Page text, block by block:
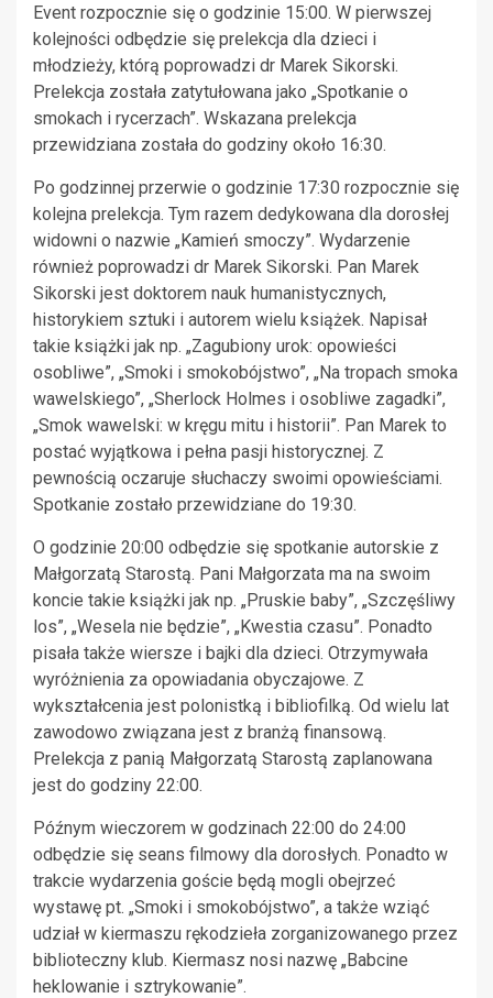
Event rozpocznie się o godzinie 15:00. W pierwszej
kolejności odbędzie się prelekcja dla dzieci i
młodzieży, którą poprowadzi dr Marek Sikorski.
Prelekcja została zatytułowana jako „Spotkanie o
smokach i rycerzach”. Wskazana prelekcja
przewidziana została do godziny około 16:30.
Po godzinnej przerwie o godzinie 17:30 rozpocznie się
kolejna prelekcja. Tym razem dedykowana dla dorosłej
widowni o nazwie „Kamień smoczy”. Wydarzenie
również poprowadzi dr Marek Sikorski. Pan Marek
Sikorski jest doktorem nauk humanistycznych,
historykiem sztuki i autorem wielu książek. Napisał
takie książki jak np. „Zagubiony urok: opowieści
osobliwe”, „Smoki i smokobójstwo”, „Na tropach smoka
wawelskiego”, „Sherlock Holmes i osobliwe zagadki”,
„Smok wawelski: w kręgu mitu i historii”. Pan Marek to
postać wyjątkowa i pełna pasji historycznej. Z
pewnością oczaruje słuchaczy swoimi opowieściami.
Spotkanie zostało przewidziane do 19:30.
O godzinie 20:00 odbędzie się spotkanie autorskie z
Małgorzatą Starostą. Pani Małgorzata ma na swoim
koncie takie książki jak np. „Pruskie baby”, „Szczęśliwy
los”, „Wesela nie będzie”, „Kwestia czasu”. Ponadto
pisała także wiersze i bajki dla dzieci. Otrzymywała
wyróżnienia za opowiadania obyczajowe. Z
wykształcenia jest polonistką i bibliofilką. Od wielu lat
zawodowo związana jest z branżą finansową.
Prelekcja z panią Małgorzatą Starostą zaplanowana
jest do godziny 22:00.
Późnym wieczorem w godzinach 22:00 do 24:00
odbędzie się seans filmowy dla dorosłych. Ponadto w
trakcie wydarzenia goście będą mogli obejrzeć
wystawę pt. „Smoki i smokobójstwo”, a także wziąć
udział w kiermaszu rękodzieła zorganizowanego przez
biblioteczny klub. Kiermasz nosi nazwę „Babcine
heklowanie i sztrykowanie”.